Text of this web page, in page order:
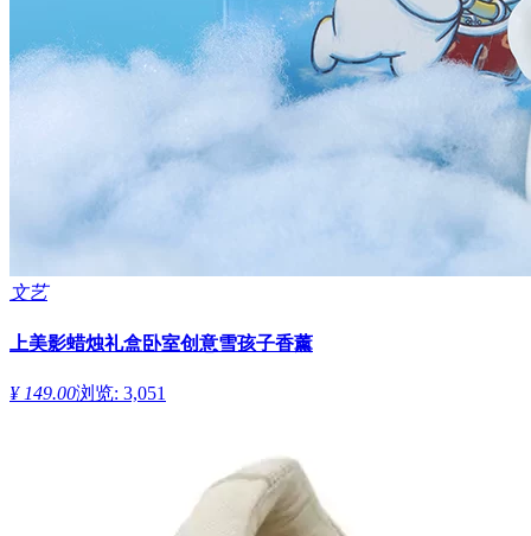
文艺
上美影蜡烛礼盒卧室创意雪孩子香薰
¥ 149.00浏览: 3,051